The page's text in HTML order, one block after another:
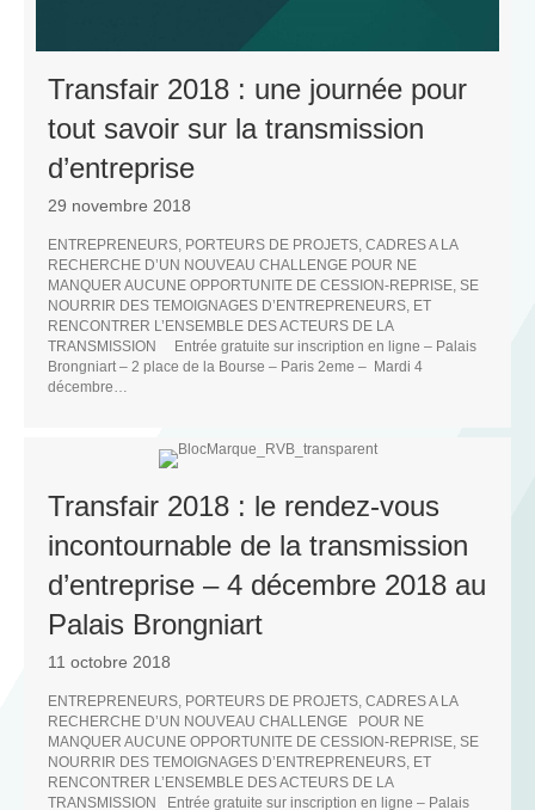
Transfair 2018 : une journée pour
tout savoir sur la transmission
d’entreprise
29 novembre 2018
ENTREPRENEURS, PORTEURS DE PROJETS, CADRES A LA
RECHERCHE D’UN NOUVEAU CHALLENGE POUR NE
MANQUER AUCUNE OPPORTUNITE DE CESSION-REPRISE, SE
NOURRIR DES TEMOIGNAGES D’ENTREPRENEURS, ET
RENCONTRER L’ENSEMBLE DES ACTEURS DE LA
TRANSMISSION Entrée gratuite sur inscription en ligne – Palais
Brongniart – 2 place de la Bourse – Paris 2eme – Mardi 4
décembre…
Transfair 2018 : le rendez-vous
incontournable de la transmission
d’entreprise – 4 décembre 2018 au
Palais Brongniart
11 octobre 2018
ENTREPRENEURS, PORTEURS DE PROJETS, CADRES A LA
RECHERCHE D’UN NOUVEAU CHALLENGE POUR NE
MANQUER AUCUNE OPPORTUNITE DE CESSION-REPRISE, SE
NOURRIR DES TEMOIGNAGES D’ENTREPRENEURS, ET
RENCONTRER L’ENSEMBLE DES ACTEURS DE LA
TRANSMISSION Entrée gratuite sur inscription en ligne – Palais